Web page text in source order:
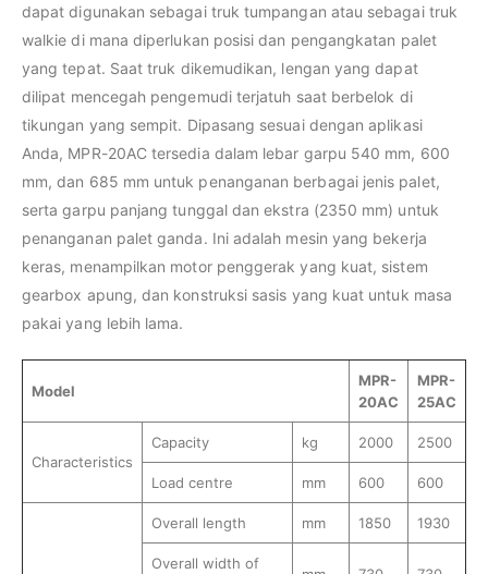
dapat digunakan sebagai truk tumpangan atau sebagai truk
walkie di mana diperlukan posisi dan pengangkatan palet
yang tepat. Saat truk dikemudikan, lengan yang dapat
dilipat mencegah pengemudi terjatuh saat berbelok di
tikungan yang sempit. Dipasang sesuai dengan aplikasi
Anda, MPR-20AC tersedia dalam lebar garpu 540 mm, 600
mm, dan 685 mm untuk penanganan berbagai jenis palet,
serta garpu panjang tunggal dan ekstra (2350 mm) untuk
penanganan palet ganda. Ini adalah mesin yang bekerja
keras, menampilkan motor penggerak yang kuat, sistem
gearbox apung, dan konstruksi sasis yang kuat untuk masa
pakai yang lebih lama.
Model
MPR-
20AC
MPR-
25AC
Characteristics
Capacity kg 2000 2500
Load centre mm 600 600
Overall length mm 1850 1930
Overall width of